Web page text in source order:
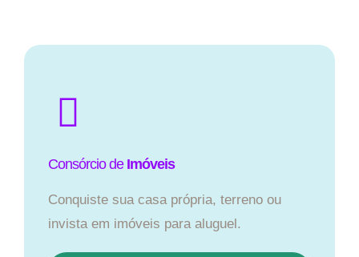
Consórcio de Imóveis
Conquiste sua casa própria, terreno ou
invista em imóveis para aluguel.